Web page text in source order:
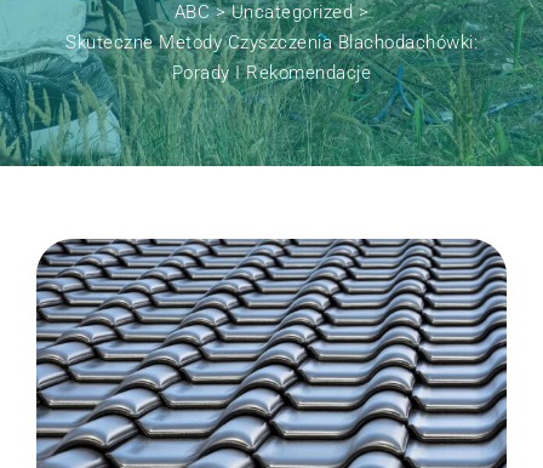
ABC>Uncategorized>
Skuteczne Metody Czyszczenia Blachodachówki:
Porady I Rekomendacje